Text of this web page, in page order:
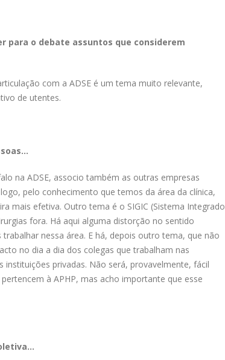
para o debate assuntos que considerem
com a ADSE é um tema muito relevante,
de utentes.
na ADSE, associo também as outras empresas
pelo conhecimento que temos da área da clínica,
mais efetiva. Outro tema é o SIGIC (Sistema Integrado
fora. Há aqui alguma distorção no sentido
nessa área. E há, depois outro tema, que não
no dia a dia dos colegas que trabalham nas
privadas. Não será, provavelmente, fácil
à APHP, mas acho importante que esse